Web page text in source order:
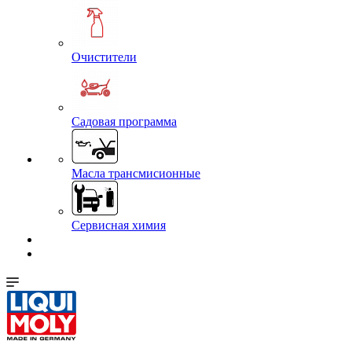
Очистители
Садовая программа
Масла трансмисионные
Сервисная химия